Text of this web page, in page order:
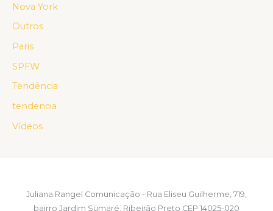
Nova York
Outros
Paris
SPFW
Tendência
tendencia
Vídeos
Juliana Rangel Comunicação - Rua Eliseu Guilherme, 719,
bairro Jardim Sumaré, Ribeirão Preto CEP 14025-020